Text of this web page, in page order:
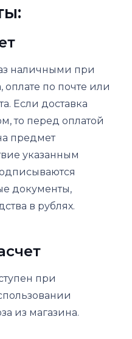
наличными при
оплате по почте или
Если доставка
то перед оплатой
предмет
указанным
документы,
в рублях.
при
из магазина.